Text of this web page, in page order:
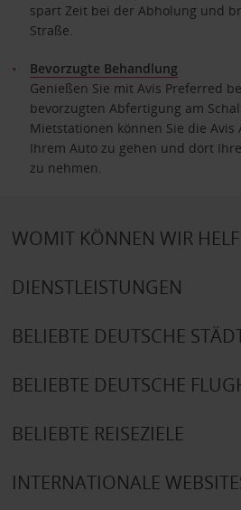
spart Zeit bei der Abholung und
Straße.
Bevorzugte Behandlung
Genießen Sie mit Avis Preferred
bevorzugten Abfertigung am
Mietstationen können Sie die
Ihrem Auto zu gehen und dort
zu nehmen.
WOMIT KÖNNEN WIR
DIENSTLEISTUNGEN
BELIEBTE DEUTSCHE
BELIEBTE DEUTSCHE
BELIEBTE REISEZIELE
INTERNATIONALE